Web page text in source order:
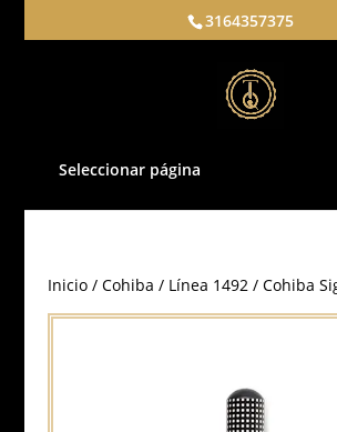
3164357375
Seleccionar página
Inicio/ Cohiba / Línea 1492/ Cohiba